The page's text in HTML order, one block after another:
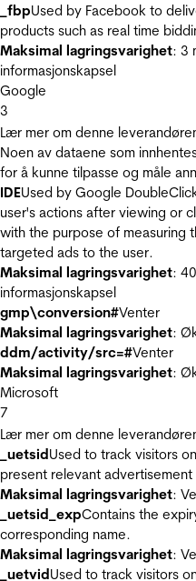
_fbpUsed by Facebook to
products such as real time
Maksimal lagringsvarighet: 3
informasjonskapsel
Google
3
Lær mer om denne
Noen av dataene som
for å kunne tilpasse og måle
IDEUsed by Google
user's actions after viewing or
with the purpose of measuring
targeted ads to the user.
Maksimal lagringsvarighet:
informasjonskapsel
gmp\conversion#Venter
Maksimal lagringsvarighet:
ddm/activity/src=#Venter
Maksimal lagringsvarighet:
Microsoft
7
Lær mer om denne
_uetsidUsed to track visitors
present relevant
Maksimal lagringsvarighet:
_uetsid_expContains the
corresponding name.
Maksimal lagringsvarighet:
_uetvidUsed to track visitors